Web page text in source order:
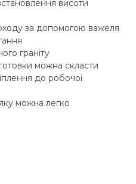
висоти
за допомогою важеля
граніту
можна скласти
до робочої
можна легко